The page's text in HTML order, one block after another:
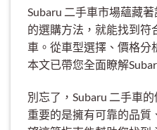
Subaru 二手車市場蘊藏
的選購方法，就能找到符
車。從車型選擇、價格分
本文已帶您全面瞭解
別忘了，Subaru 二手車
重要的是擁有可靠的品質